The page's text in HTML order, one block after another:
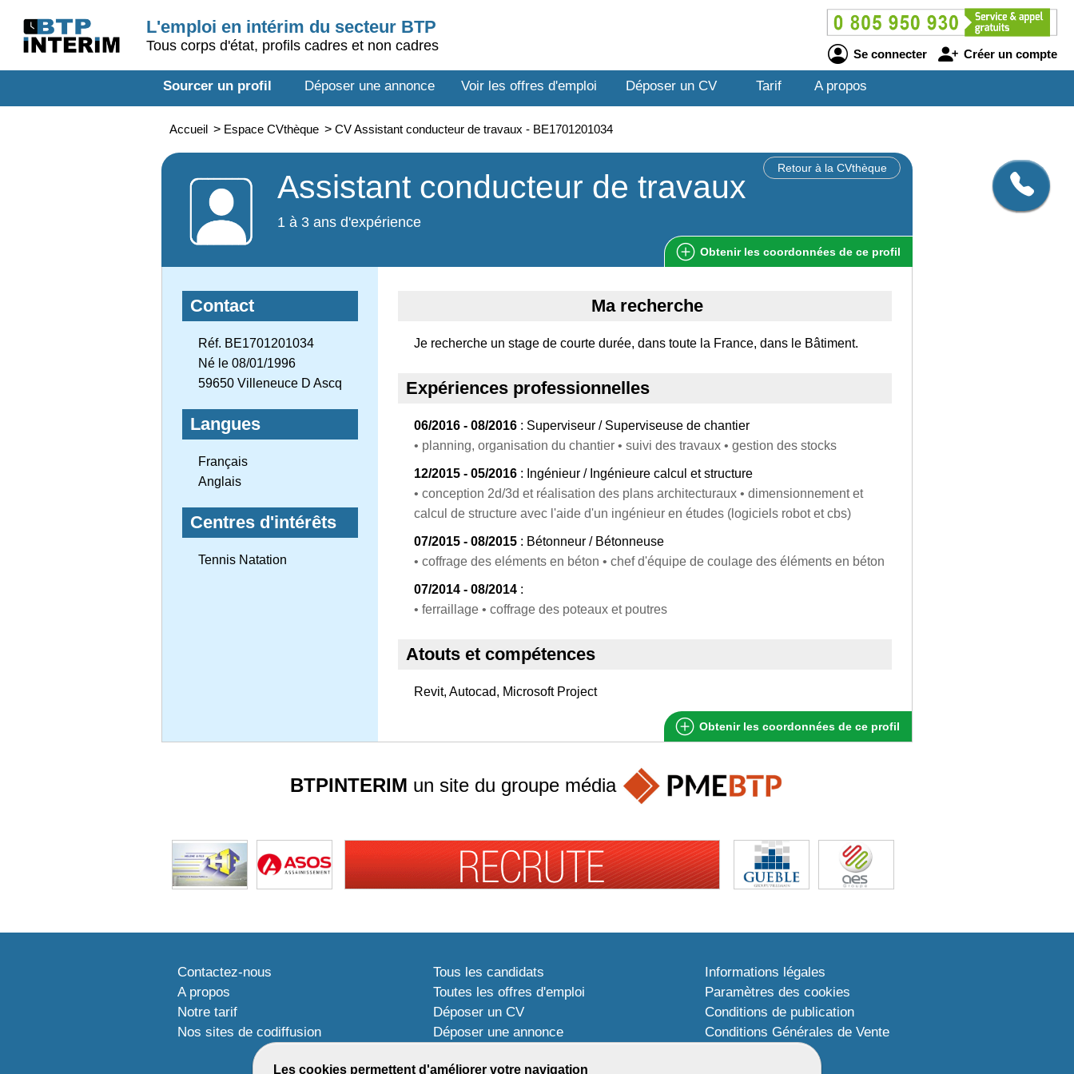
L'emploi en intérim du secteur BTP
Tous corps d'état, profils cadres et non cadres
Se connecter Créer un compte
Sourcer un profil Déposer une annonce Voir les offres d'emploi Déposer un CV Tarif A propos
Accueil > Espace CVthèque > CV Assistant conducteur de travaux - BE1701201034
Retour à la CVthèque
Assistant conducteur de travaux
1 à 3 ans d'expérience
Obtenir les coordonnées de ce profil
Contact
Réf. BE1701201034
Né le 08/01/1996
59650 Villeneuce D Ascq
Langues
Français
Anglais
Centres d'intérêts
Tennis Natation
Ma recherche
Je recherche un stage de courte durée, dans toute la France, dans le Bâtiment.
Expériences professionnelles
06/2016 - 08/2016 : Superviseur / Superviseuse de chantier
• planning, organisation du chantier • suivi des travaux • gestion des stocks
12/2015 - 05/2016 : Ingénieur / Ingénieure calcul et structure
• conception 2d/3d et réalisation des plans architecturaux • dimensionnement et
calcul de structure avec l'aide d'un ingénieur en études (logiciels robot et cbs)
07/2015 - 08/2015 : Bétonneur / Bétonneuse
• coffrage des eléments en béton • chef d'équipe de coulage des éléments en béton
07/2014 - 08/2014 :
• ferraillage • coffrage des poteaux et poutres
Atouts et compétences
Revit, Autocad, Microsoft Project
Obtenir les coordonnées de ce profil
Les cookies permettent d'améliorer votre navigation
BTPINTERIM un site du groupe média
Contactez-nous
A propos
Notre tarif
Nos sites de codiffusion
Tous les candidats
Toutes les offres d'emploi
Déposer un CV
Déposer une annonce
Informations légales
Paramètres des cookies
Conditions de publication
Conditions Générales de Vente